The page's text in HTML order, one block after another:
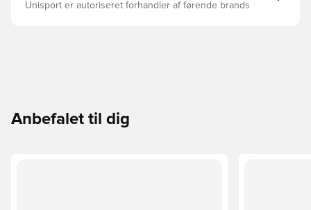
Unisport er autoriseret forhandler af førende brands
Anbefalet til dig